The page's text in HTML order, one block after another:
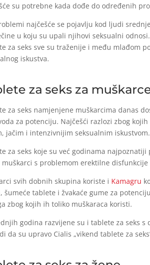
su potrebne kada dođe do određenih
najčešće se pojavlju kod ljudi
u koju su upali njihovi seksualni
za seks sve su traženije i među mlađom
iskustva.
za seks za
za seks namjenjene muškarcima danas
za potenciju. Najčešći razlozi zbog
jačim i intenzivnijim seksualnim iskustvom.
za seks koje su već godinama
s problemom erektilne
svih dobnih skupina koriste i Kamagru
šumeće tablete i žvakaće gume za
zbog kojih ih toliko muškaraca koristi.
godina razvijene su i tablete za seks
da su upravo Cialis „vikend tablete za